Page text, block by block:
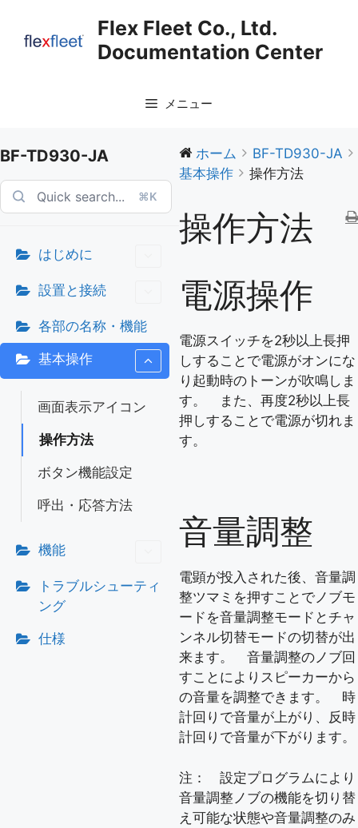
キ
プ
Flex Fleet Co., Ltd.
Documentation Center
メニュー
BF-TD930-JA
⌘K
はじめに
設置と接続
各部の名称・機能
基本操作
画面表示アイコン
操作方法
ボタン機能設定
呼出・応答方法
機能
トラブルシューティ
ング
仕様
ホーム
BF-TD930-JA
基本操作
操作方法
操作方法
電源操作
電源スイッチを2秒以上長押
しすることで電源がオンにな
り起動時のトーンが吹鳴しま
す。 また、再度2秒以上長
押しすることで電源が切れま
す。
音量調整
電顕が投入された後、音量調
整ツマミを押すことでノブモ
ードを音量調整モードとチャ
ンネル切替モードの切替が出
来ます。 音量調整のノブ回
すことによりスピーカーから
の音量を調整できます。 時
計回りで音量が上がり、反時
計回りで音量が下がります。
注： 設定プログラムにより
音量調整ノブの機能を切り替
え可能な状態や音量調整のみ